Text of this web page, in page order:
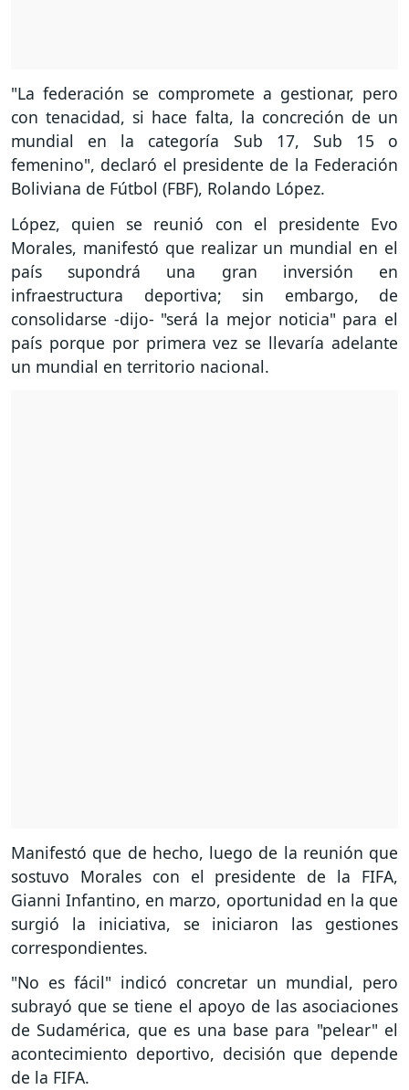
"La federación se compromete a gestionar, pero
con tenacidad, si hace falta, la concreción de un
mundial en la categoría Sub 17, Sub 15 o
femenino", declaró el presidente de la Federación
Boliviana de Fútbol (FBF), Rolando López.
López, quien se reunió con el presidente Evo
Morales, manifestó que realizar un mundial en el
país supondrá una gran inversión en
infraestructura deportiva; sin embargo, de
consolidarse -dijo- "será la mejor noticia" para el
país porque por primera vez se llevaría adelante
un mundial en territorio nacional.
Manifestó que de hecho, luego de la reunión que
sostuvo Morales con el presidente de la FIFA,
Gianni Infantino, en marzo, oportunidad en la que
surgió la iniciativa, se iniciaron las gestiones
correspondientes.
"No es fácil" indicó concretar un mundial, pero
subrayó que se tiene el apoyo de las asociaciones
de Sudamérica, que es una base para "pelear" el
acontecimiento deportivo, decisión que depende
de la FIFA.